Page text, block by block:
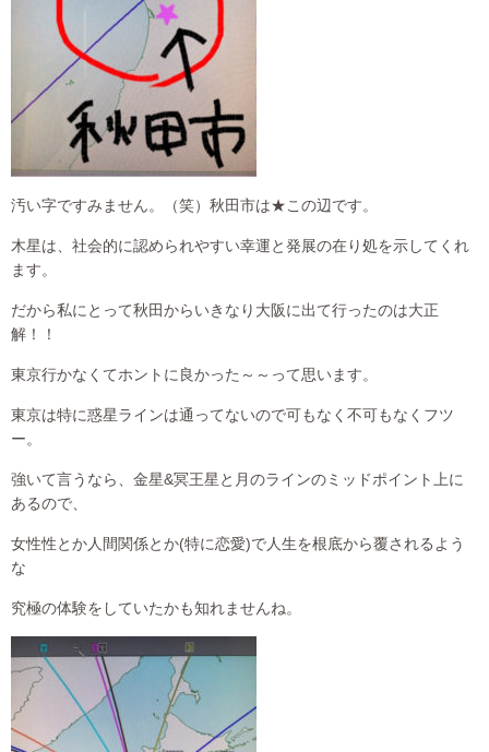
汚い字ですみません。（笑）秋田市は★この辺です。
木星は、社会的に認められやすい幸運と発展の在り処を示してくれ
ます。
だから私にとって秋田からいきなり大阪に出て行ったのは大正
解！！
東京行かなくてホントに良かった～～って思います。
東京は特に惑星ラインは通ってないので可もなく不可もなくフツ
ー。
強いて言うなら、金星&冥王星と月のラインのミッドポイント上に
あるので、
女性性とか人間関係とか(特に恋愛)で人生を根底から覆されるよう
な
究極の体験をしていたかも知れませんね。